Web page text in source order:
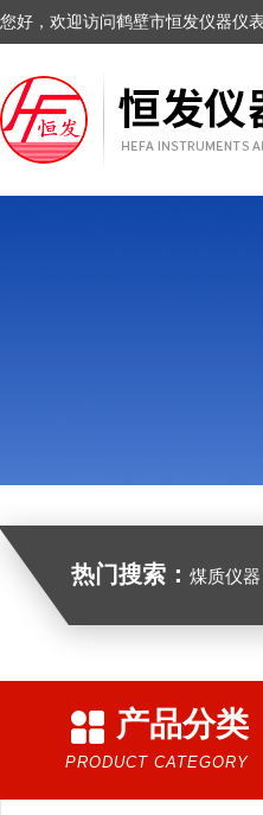
您好，欢迎访问鹤壁市恒发仪器仪
热门搜索： 煤质仪
产品分类
PRODUCT CATEGORY